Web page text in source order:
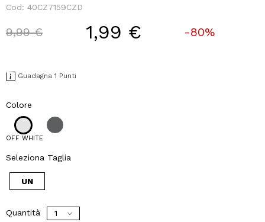
Cod: 40CZ7159CZD
Price reduced from
9,99 €to 1,99 € -80%
Guadagna 1 Punti
Colore
OFF WHITE
Seleziona Taglia
UN
Quantità